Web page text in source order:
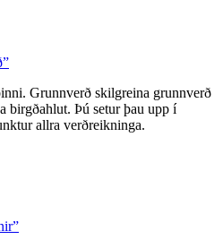
Grunnverð skilgreina grunnverð
birgðahlut. Þú setur þau upp í
allra verðreikninga.